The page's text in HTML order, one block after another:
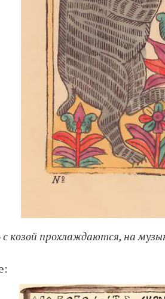
с козой прохлаждаются, на